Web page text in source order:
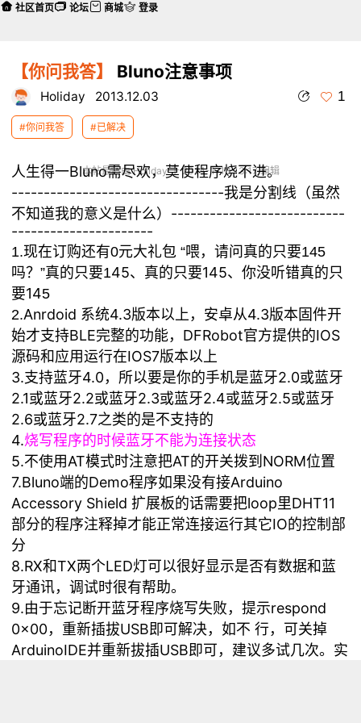
【你问我答】 Bluno注意事项
Holiday 2013.12.03 1
#你问我答 #已解决
本帖最后由 Holiday 于 2014-1-13 13:17 编辑
人生得一Bluno需尽欢，莫使程序烧不进。
---------------------------------我是分割线（虽然
不知道我的意义是什么）---------------------------
----------------------
1.现在订购还有0元大礼包 “喂，请问真的只要145
吗？”真的只要145、真的只要145、你没听错真的只
要145
2.Anrdoid 系统4.3版本以上，安卓从4.3版本固件开
始才支持BLE完整的功能，DFRobot官方提供的IOS
源码和应用运行在IOS7版本以上
3.支持蓝牙4.0，所以要是你的手机是蓝牙2.0或蓝牙
2.1或蓝牙2.2或蓝牙2.3或蓝牙2.4或蓝牙2.5或蓝牙
2.6或蓝牙2.7之类的是不支持的
4.烧写程序的时候蓝牙不能为连接状态
5.不使用AT模式时注意把AT的开关拨到NORM位置
7.Bluno端的Demo程序如果没有接Arduino
Accessory Shield 扩展板的话需要把loop里DHT11
部分的程序注释掉才能正常连接运行其它IO的控制部
分
8.RX和TX两个LED灯可以很好显示是否有数据和蓝
牙通讯，调试时很有帮助。
9.由于忘记断开蓝牙程序烧写失败，提示respond
0x00，重新插拔USB即可解决，如不 行，可关掉
ArduinoIDE并重新拔插USB即可，建议多试几次。实
社区首页 论坛 商城 登录